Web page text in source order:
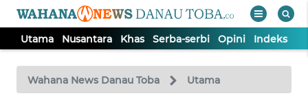
Utama Nusantara Khas Serba-serbi Opini Indeks
Wahana News Danau Toba Utama
TV
Tutup